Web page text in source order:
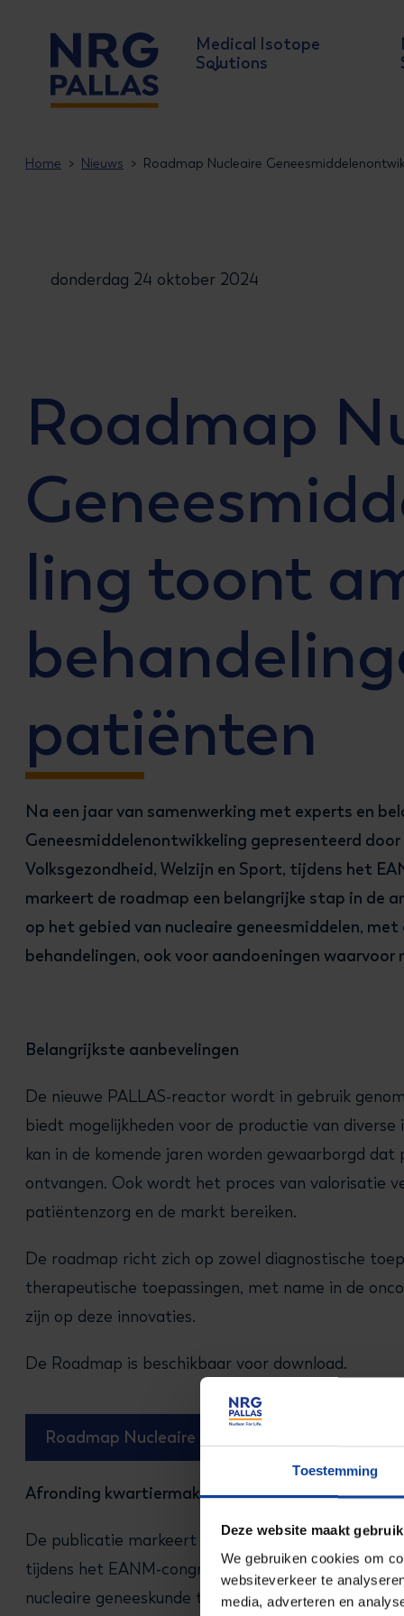
Toestemming
Deze website maakt
We gebruiken cookies om
websiteverkeer te
media, adverteren en
Medical Isotope
Solutions
Home Nieuws Roadmap Nucleaire
donderdag 24 oktober 2024
Roadmap
ling toont
patiënten
Na een jaar van samenwerking met experts en
Geneesmiddelenontwikkeling gepresenteerd
Volksgezondheid, Welzijn en Sport, tijdens het
markeert de roadmap een belangrijke stap in de
op het gebied van nucleaire geneesmiddelen,
behandelingen, ook voor aandoeningen
Belangrijkste aanbevelingen
De nieuwe PALLAS-reactor wordt in gebruik
biedt mogelijkheden voor de productie van
kan in de komende jaren worden gewaarborgd
ontvangen. Ook wordt het proces van valorisatie
patiëntenzorg en de markt bereiken.
De roadmap richt zich op zowel diagnostische
therapeutische toepassingen, met name in de
zijn op deze innovaties.
De Roadmap is beschikbaar voor download.
Roadmap Nucleaire
Afronding kwartiermakerstraject
De publicatie markeert het einde van het
tijdens het EANM-congres in 2023. De roadmap
nucleaire geneeskunde tot 2035 te realiseren.